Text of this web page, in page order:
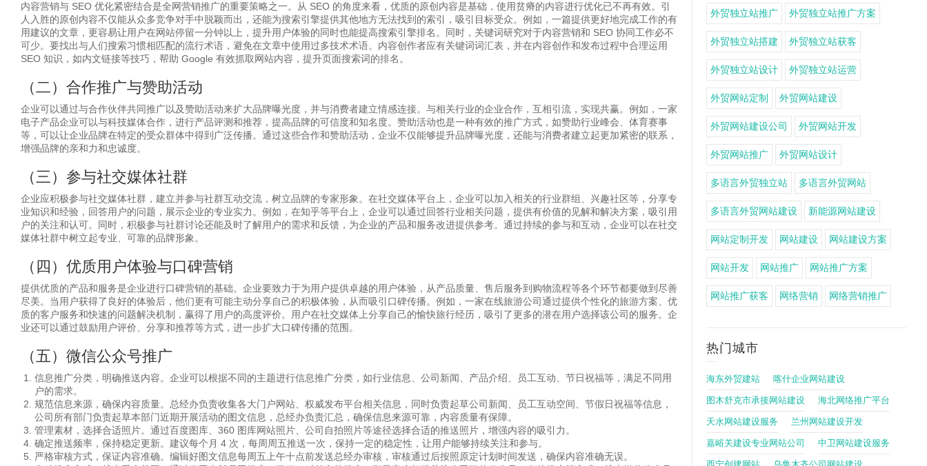
内容营销与 SEO 优化紧密结合是全网营销推广的重要策略之一。从 SEO 的角度来看，优质的原创内容是基础，使用贫瘠的内容进行优化已不再有效。引
人入胜的原创内容不仅能从众多竞争对手中脱颖而出，还能为搜索引擎提供其他地方无法找到的索引，吸引目标受众。例如，一篇提供更好地完成工作的有
用建议的文章，更容易让用户在网站停留一分钟以上，提升用户体验的同时也能提高搜索引擎排名。同时，关键词研究对于内容营销和 SEO 协同工作必不
可少。要找出与人们搜索习惯相匹配的流行术语，避免在文章中使用过多技术术语。内容创作者应有关键词词汇表，并在内容创作和发布过程中合理运用
SEO 知识，如内文链接等技巧，帮助 Google 有效抓取网站内容，提升页面搜索词的排名。
（二）合作推广与赞助活动
企业可以通过与合作伙伴共同推广以及赞助活动来扩大品牌曝光度，并与消费者建立情感连接。与相关行业的企业合作，互相引流，实现共赢。例如，一家
电子产品企业可以与科技媒体合作，进行产品评测和推荐，提高品牌的可信度和知名度。赞助活动也是一种有效的推广方式，如赞助行业峰会、体育赛事
等，可以让企业品牌在特定的受众群体中得到广泛传播。通过这些合作和赞助活动，企业不仅能够提升品牌曝光度，还能与消费者建立起更加紧密的联系，
增强品牌的亲和力和忠诚度。
（三）参与社交媒体社群
企业应积极参与社交媒体社群，建立并参与社群互动交流，树立品牌的专家形象。在社交媒体平台上，企业可以加入相关的行业群组、兴趣社区等，分享专
业知识和经验，回答用户的问题，展示企业的专业实力。例如，在知乎等平台上，企业可以通过回答行业相关问题，提供有价值的见解和解决方案，吸引用
户的关注和认可。同时，积极参与社群讨论还能及时了解用户的需求和反馈，为企业的产品和服务改进提供参考。通过持续的参与和互动，企业可以在社交
媒体社群中树立起专业、可靠的品牌形象。
（四）优质用户体验与口碑营销
提供优质的产品和服务是企业进行口碑营销的基础。企业要致力于为用户提供卓越的用户体验，从产品质量、售后服务到购物流程等各个环节都要做到尽善
尽美。当用户获得了良好的体验后，他们更有可能主动分享自己的积极体验，从而吸引口碑传播。例如，一家在线旅游公司通过提供个性化的旅游方案、优
质的客户服务和快速的问题解决机制，赢得了用户的高度评价。用户在社交媒体上分享自己的愉快旅行经历，吸引了更多的潜在用户选择该公司的服务。企
业还可以通过鼓励用户评价、分享和推荐等方式，进一步扩大口碑传播的范围。
（五）微信公众号推广
信息推广分类，明确推送内容。企业可以根据不同的主题进行信息推广分类，如行业信息、公司新闻、产品介绍、员工互动、节日祝福等，满足不同用
户的需求。
规范信息来源，确保内容质量。总经办负责收集各大门户网站、权威发布平台相关信息，同时负责起草公司新闻、员工互动空间、节假日祝福等信息，
公司所有部门负责起草本部门近期开展活动的图文信息，总经办负责汇总，确保信息来源可靠，内容质量有保障。
管理素材，选择合适照片。通过百度图库、360 图库网站照片、公司自拍照片等途径选择合适的推送照片，增强内容的吸引力。
确定推送频率，保持稳定更新。建议每个月 4 次，每周周五推送一次，保持一定的稳定性，让用户能够持续关注和参与。
严格审核方式，保证内容准确。编辑好图文信息每周五上午十点前发送总经办审核，审核通过后按照原定计划时间发送，确保内容准确无误。
外贸独立站推广 外贸独立站推广方案
外贸独立站搭建 外贸独立站获客
外贸独立站设计 外贸独立站运营
外贸网站定制 外贸网站建设
外贸网站建设公司 外贸网站开发
外贸网站推广 外贸网站设计
多语言外贸独立站 多语言外贸网站
多语言外贸网站建设 新能源网站建设
网站定制开发 网站建设 网站建设方案
网站开发 网站推广 网站推广方案
网站推广获客 网络营销 网络营销推广
热门城市
海东外贸建站 喀什企业网站建设
图木舒克市承接网站建设 海北网络推广平台
天水网站建设服务 兰州网站建设开发
嘉峪关建设专业网站公司 中卫网站建设服务